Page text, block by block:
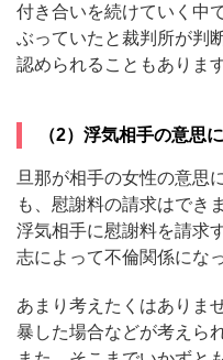
付き合いを続けていく中
ぶっていたと裁判所が判
認められることもあります
（2）浮気相手の意思
旦那が相手の女性の意思
も、慰謝料の請求はでき
浮気相手に慰謝料を請求
志によって不倫関係にな
あまり考えたくはありま
暴した場合などが考えら